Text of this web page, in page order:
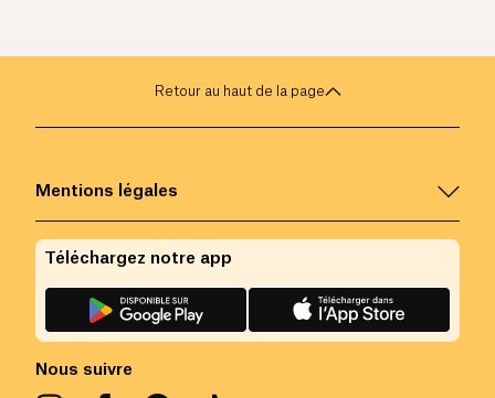
Retour au haut de la page
Mentions légales
Nous suivre
Téléchargez notre app